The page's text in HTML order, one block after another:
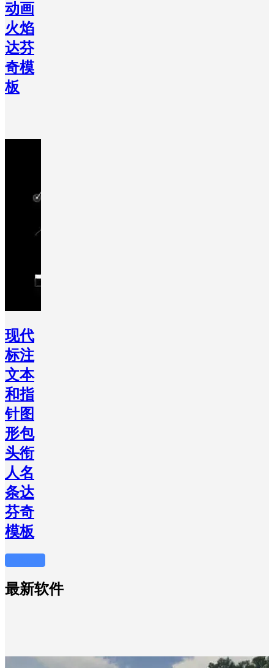
动画
火焰
达芬
奇模
板
现代
标注
文本
和指
针图
形包
头衔
人名
条达
芬奇
模板
最新软件